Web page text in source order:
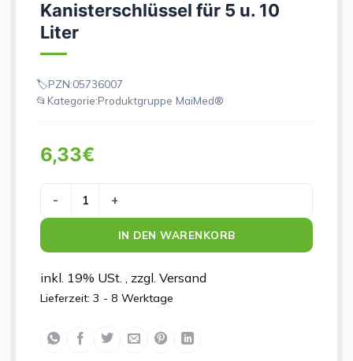
Kanisterschlüssel für 5 u. 10
Liter
PZN:05736007
Kategorie:Produktgruppe MaiMed®
6,33€
MaiMed MyClean Kanisterschlüssel für 5 u. 10 Liter
IN DEN WARENKORB
inkl. 19% USt. , zzgl. Versand
Lieferzeit: 3 - 8 Werktage